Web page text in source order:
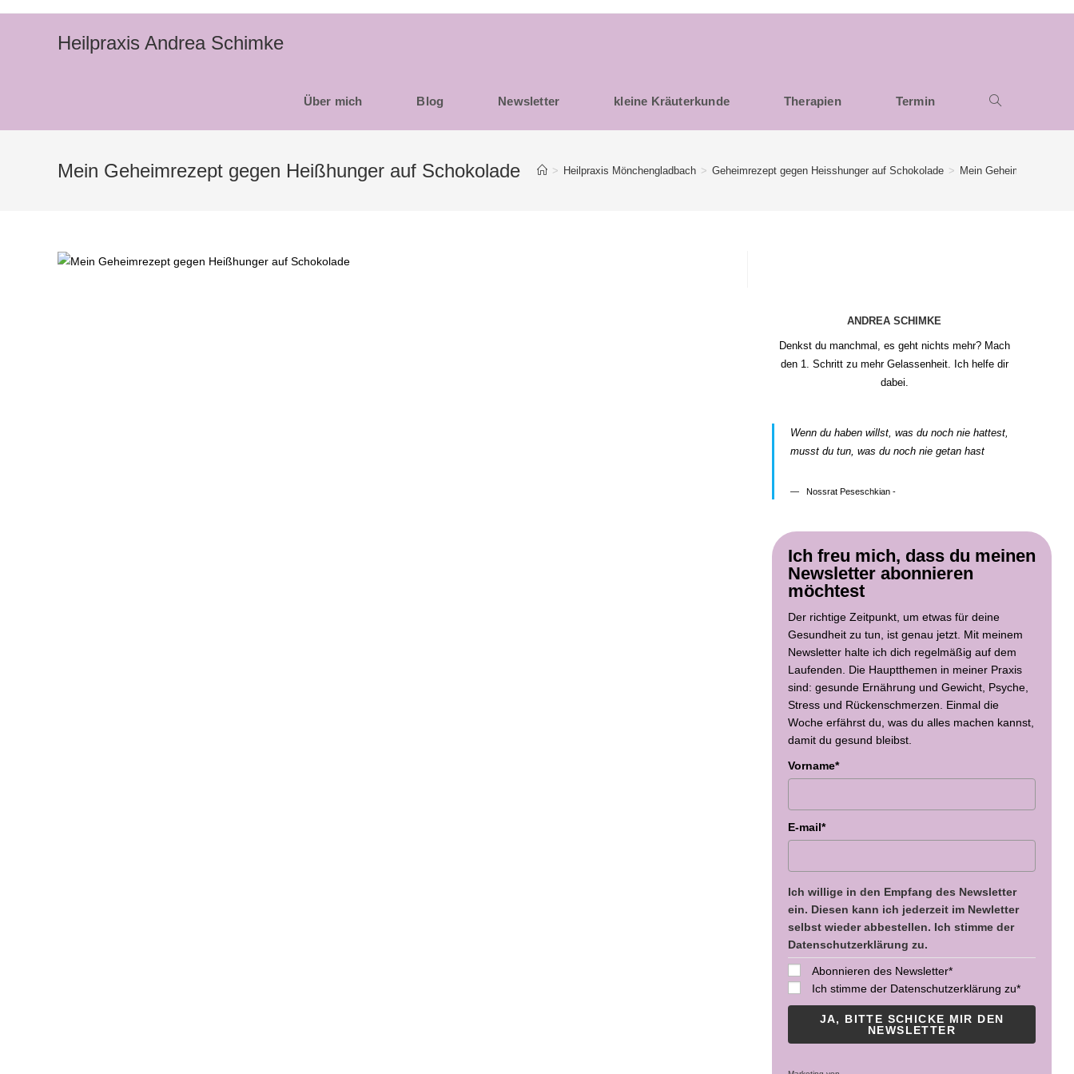
Heilpraxis Andrea Schimke
Über mich Blog Newsletter kleine Kräuterkunde Therapien Termin
Mein Geheimrezept gegen Heißhunger auf Schokolade > Heilpraxis Mönchengladbach > Geheimrezept gegen Heisshunger auf Schokolade > Mein Geheimrezept
ANDREA SCHIMKE
Denkst du manchmal, es geht nichts mehr? Mach
den 1. Schritt zu mehr Gelassenheit. Ich helfe dir
dabei.
Wenn du haben willst, was du noch nie hattest,
musst du tun, was du noch nie getan hast
Nossrat Peseschkian -
Ich freu mich, dass du meinen
Newsletter abonnieren
möchtest
Der richtige Zeitpunkt, um etwas für deine
Gesundheit zu tun, ist genau jetzt. Mit meinem
Newsletter halte ich dich regelmäßig auf dem
Laufenden. Die Hauptthemen in meiner Praxis
sind: gesunde Ernährung und Gewicht, Psyche,
Stress und Rückenschmerzen. Einmal die
Woche erfährst du, was du alles machen kannst,
damit du gesund bleibst.
Vorname*
E-mail*
Ich willige in den Empfang des Newsletter
ein. Diesen kann ich jederzeit im Newletter
selbst wieder abbestellen. Ich stimme der
Datenschutzerklärung zu.
Abonnieren des Newsletter*
Ich stimme der Datenschutzerklärung zu*
JA, BITTE SCHICKE MIR DEN
NEWSLETTER